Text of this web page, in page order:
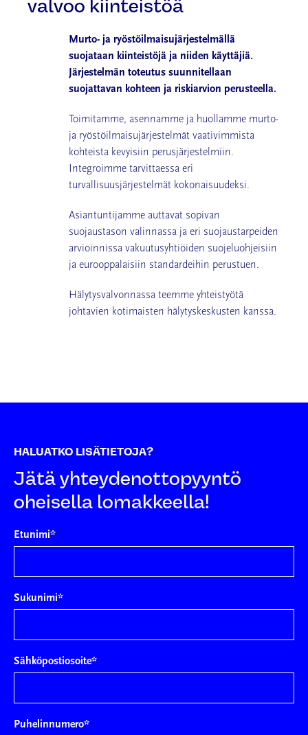
valvoo kiinteistöä
Murto- ja ryöstöilmaisujärjestelmällä
suojataan kiinteistöjä ja niiden käyttäjiä.
Järjestelmän toteutus suunnitellaan
suojattavan kohteen ja riskiarvion perusteella.
Toimitamme, asennamme ja huollamme murto-
ja ryöstöilmaisujärjestelmät vaativimmista
kohteista kevyisiin perusjärjestelmiin.
Integroimme tarvittaessa eri
turvallisuusjärjestelmät kokonaisuudeksi.
Asiantuntijamme auttavat sopivan
suojaustason valinnassa ja eri suojaustarpeiden
arvioinnissa vakuutusyhtiöiden suojeluohjeisiin
ja eurooppalaisiin standardeihin perustuen.
Hälytysvalvonnassa teemme yhteistyötä
johtavien kotimaisten hälytyskeskusten kanssa.
HALUATKO LISÄTIETOJA?
Jätä yhteydenottopyyntö
oheisella lomakkeella!
Etunimi*
Sukunimi*
Sähköpostiosoite*
Puhelinnumero*